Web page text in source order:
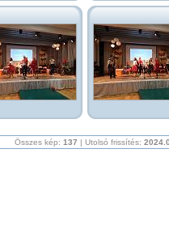
Összes kép: 137 | Utolsó frissítés: